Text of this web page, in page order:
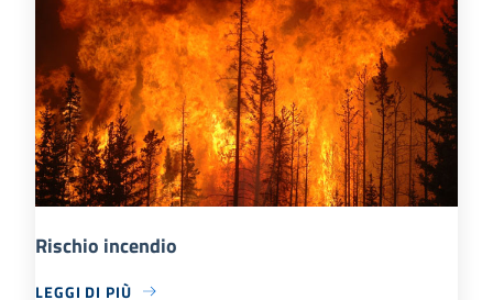
Rischio incendio
LEGGI DI PIÙ